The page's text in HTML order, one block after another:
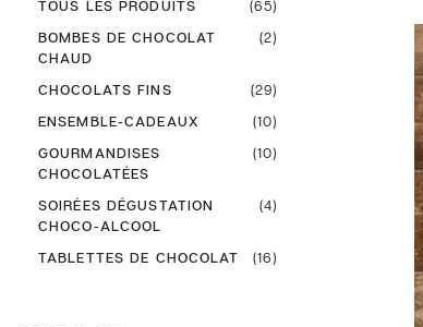
TOUS LES PRODUITS
(65)
BOMBES DE CHOCOLAT
CHAUD
(2)
CHOCOLATS FINS
(29)
ENSEMBLE-CADEAUX
(10)
GOURMANDISES
CHOCOLATÉES
(10)
SOIRÉES DÉGUSTATION
CHOCO-ALCOOL
(4)
TABLETTES DE CHOCOLAT (16)
MAGASINEZ
Boutique
Certificats-
cadeaux
Livraisons